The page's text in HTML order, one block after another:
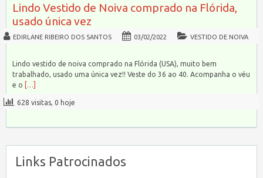
Lindo Vestido de Noiva comprado na Flórida,
usado única vez
EDIRLANE RIBEIRO DOS SANTOS 03/02/2022 VESTIDO DE NOIVA
Lindo vestido de noiva comprado na Flórida (USA), muito bem
trabalhado, usado uma única vez!! Veste do 36 ao 40. Acompanha o véu
e o […]
628 visitas, 0 hoje
Links Patrocinados